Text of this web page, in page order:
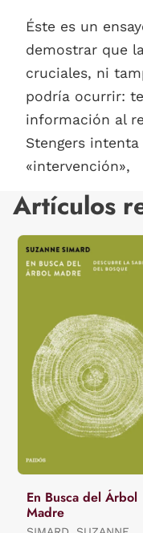
Éste es un
demostrar que
cruciales, ni
podría ocurrir:
información al
Stengers
«intervención»,
Artículos
En Busca del Árbol
Madre